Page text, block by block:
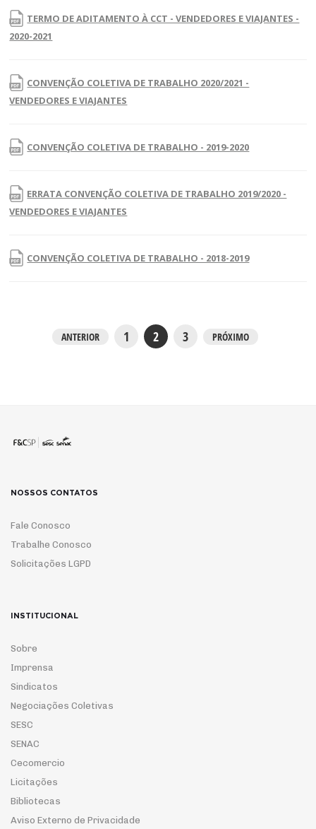
TERMO DE ADITAMENTO À CCT - VENDEDORES E VIAJANTES -
2020-2021
CONVENÇÃO COLETIVA DE TRABALHO 2020/2021 -
VENDEDORES E VIAJANTES
CONVENÇÃO COLETIVA DE TRABALHO - 2019-2020
ERRATA CONVENÇÃO COLETIVA DE TRABALHO 2019/2020 -
VENDEDORES E VIAJANTES
CONVENÇÃO COLETIVA DE TRABALHO - 2018-2019
ANTERIOR 1 2 3 PRÓXIMO
NOSSOS CONTATOS
Fale Conosco
Trabalhe Conosco
Solicitações LGPD
INSTITUCIONAL
Sobre
Imprensa
Sindicatos
Negociações Coletivas
SESC
SENAC
Cecomercio
Licitações
Bibliotecas
Aviso Externo de Privacidade